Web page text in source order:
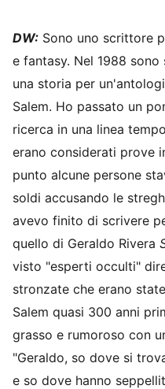
DW: Sono uno scrittore
e fantasy. Nel 1988
una storia per
Salem. Ho passato un
ricerca in una linea
erano considerati prove
punto alcune persone
soldi accusando le
avevo finito di scrivere
quello di Geraldo Rivera
visto "esperti occulti"
stronzate che erano
Salem quasi 300 anni
grasso e rumoroso con
"Geraldo, so dove si
e so dove hanno